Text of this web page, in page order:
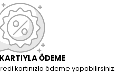
ÖDEME
kartınızla ödeme yapabilirsiniz.